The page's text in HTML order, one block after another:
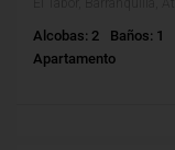
Alcobas: 2 Baños: 1
Apartamento